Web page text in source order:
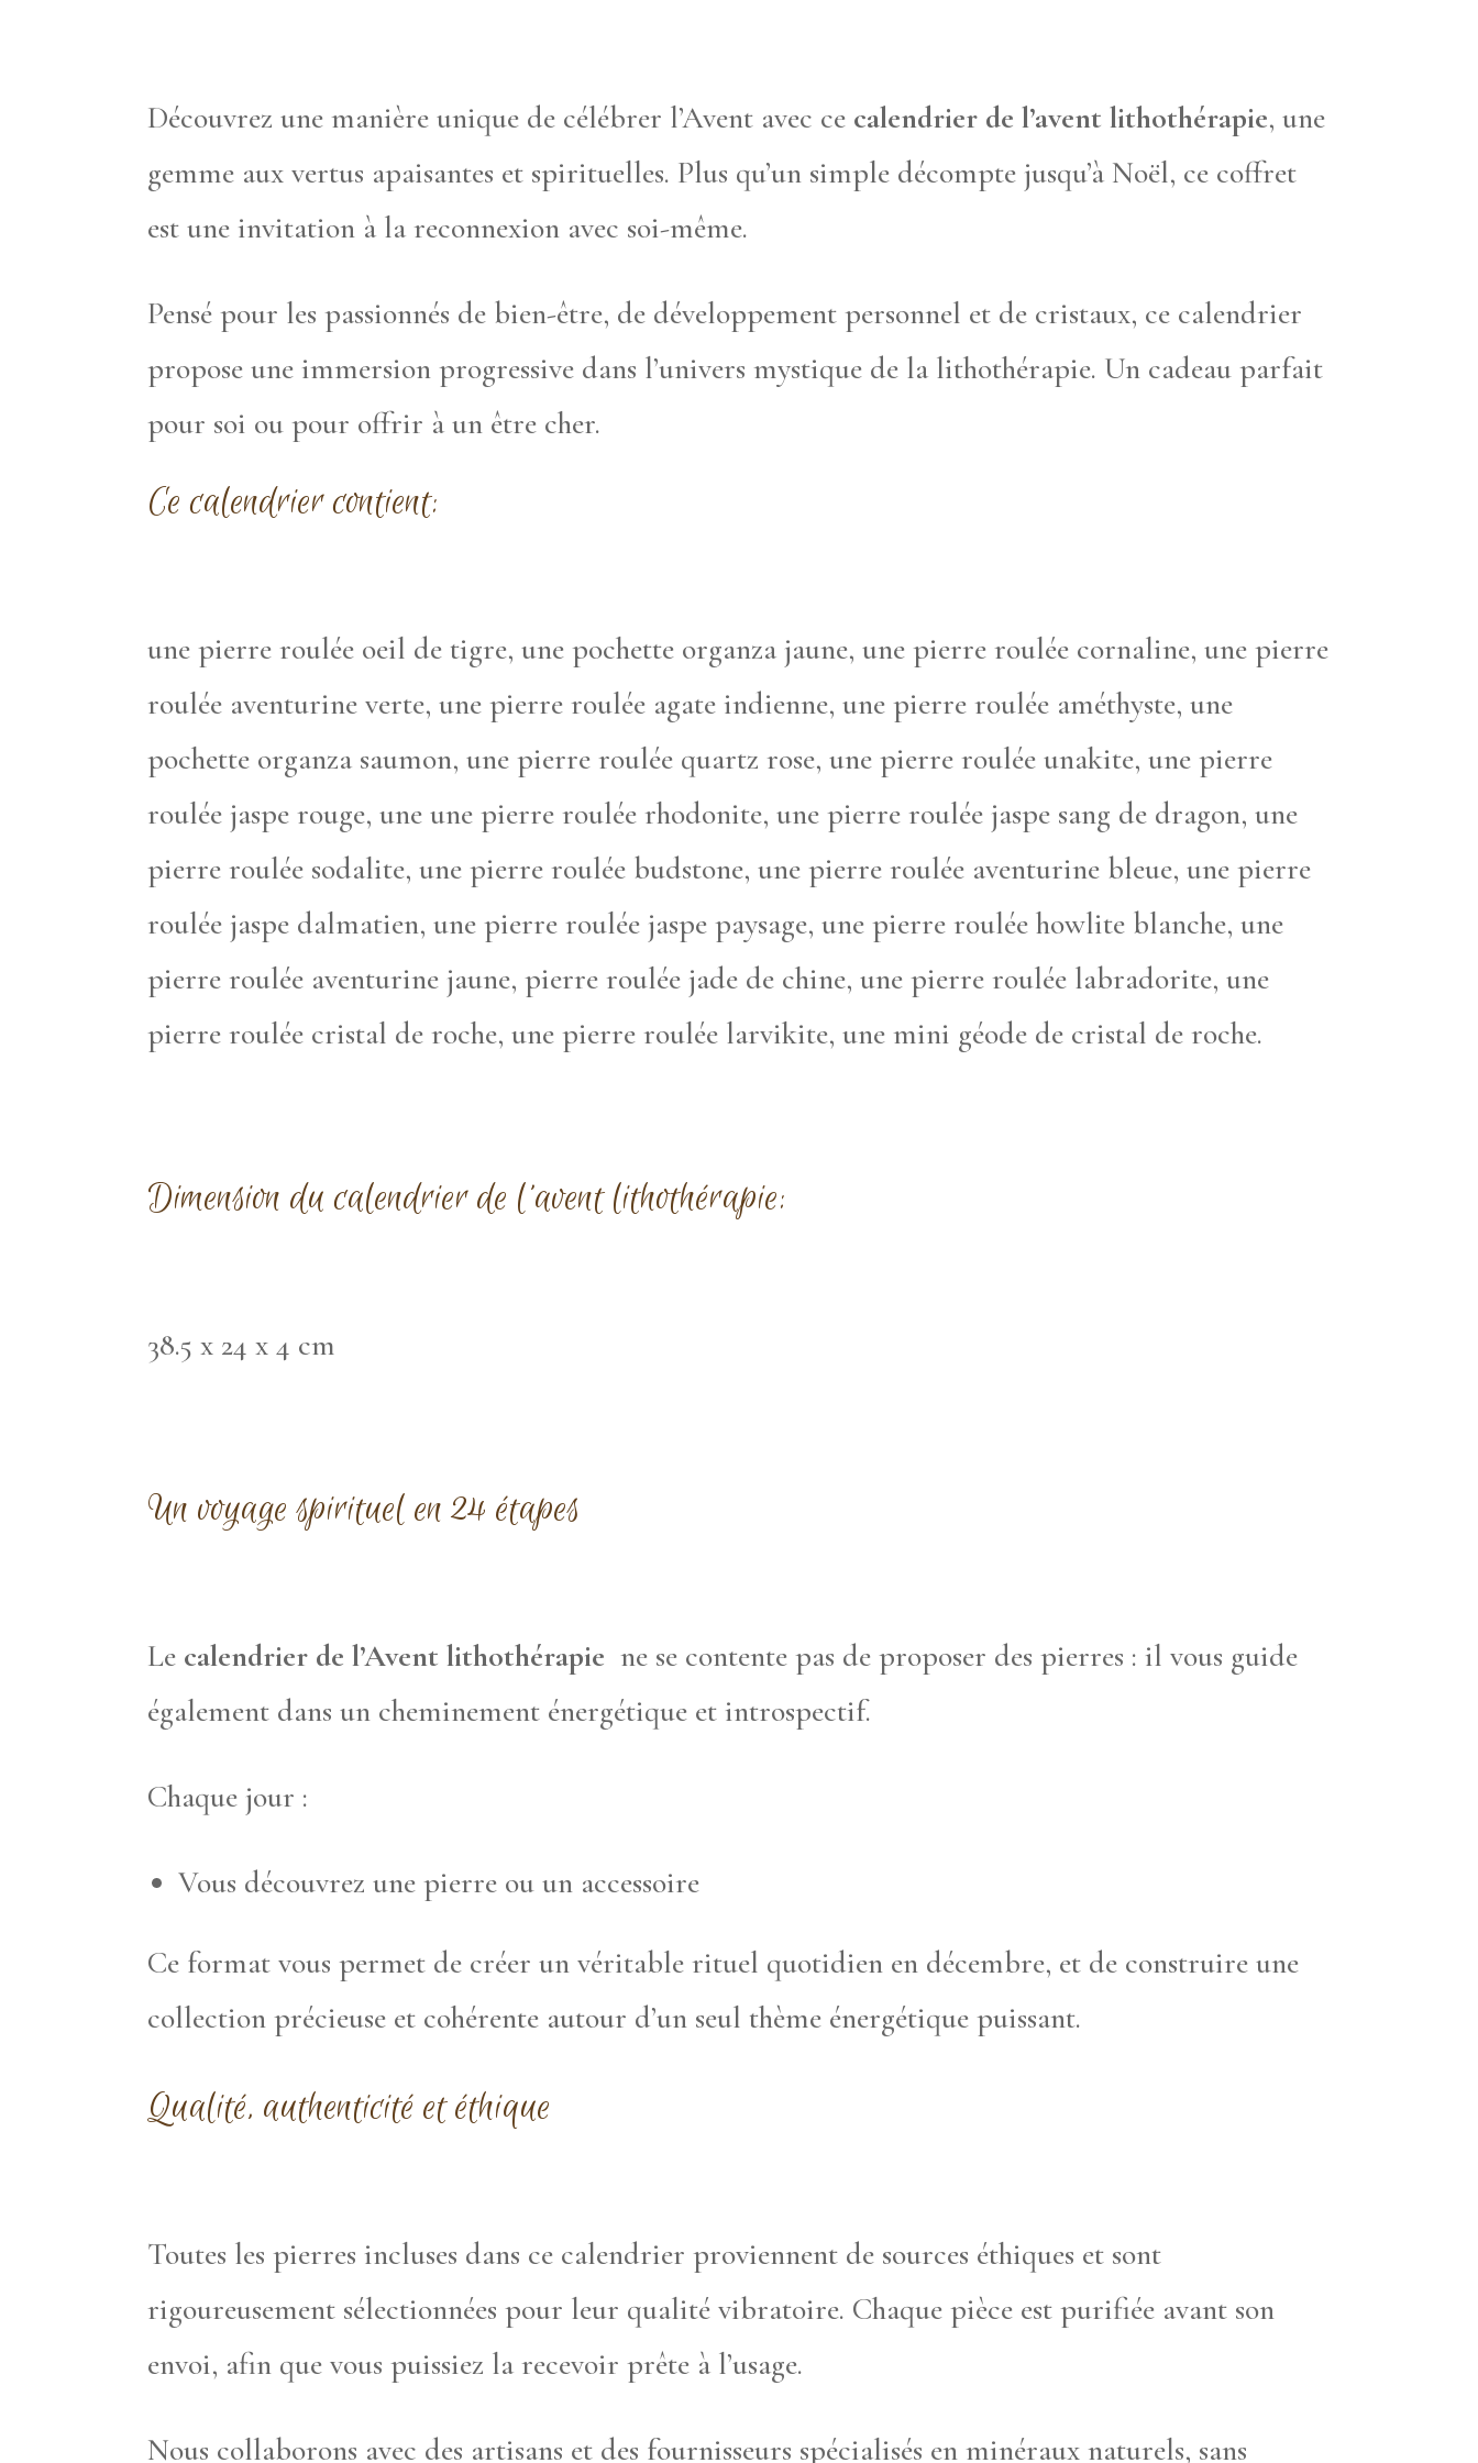
Découvrez une manière unique de célébrer l’Avent avec ce calendrier de l’avent lithothérapie, une
gemme aux vertus apaisantes et spirituelles. Plus qu’un simple décompte jusqu’à Noël, ce coffret
est une invitation à la reconnexion avec soi-même.
Pensé pour les passionnés de bien-être, de développement personnel et de cristaux, ce calendrier
propose une immersion progressive dans l’univers mystique de la lithothérapie. Un cadeau parfait
pour soi ou pour offrir à un être cher.
Ce calendrier contient:
une pierre roulée oeil de tigre, une pochette organza jaune, une pierre roulée cornaline, une pierre
roulée aventurine verte, une pierre roulée agate indienne, une pierre roulée améthyste, une
pochette organza saumon, une pierre roulée quartz rose, une pierre roulée unakite, une pierre
roulée jaspe rouge, une une pierre roulée rhodonite, une pierre roulée jaspe sang de dragon, une
pierre roulée sodalite, une pierre roulée budstone, une pierre roulée aventurine bleue, une pierre
roulée jaspe dalmatien, une pierre roulée jaspe paysage, une pierre roulée howlite blanche, une
pierre roulée aventurine jaune, pierre roulée jade de chine, une pierre roulée labradorite, une
pierre roulée cristal de roche, une pierre roulée larvikite, une mini géode de cristal de roche.
Dimension du calendrier de l’aventlithothérapie:
38.5 x 24 x 4 cm
Un voyage spirituel en 24 étapes
Le calendrier de l’Avent lithothérapie ne se contente pas de proposer des pierres : il vous guide
également dans un cheminement énergétique et introspectif.
Chaque jour :
Vous découvrez une pierre ou un accessoire
Ce format vous permet de créer un véritable rituel quotidien en décembre, et de construire une
collection précieuse et cohérente autour d’un seul thème énergétique puissant.
Qualité, authenticité et éthique
Toutes les pierres incluses dans ce calendrier proviennent de sources éthiques et sont
rigoureusement sélectionnées pour leur qualité vibratoire. Chaque pièce est purifiée avant son
envoi, afin que vous puissiez la recevoir prête à l’usage.
Nous collaborons avec des artisans et des fournisseurs spécialisés en minéraux naturels, sans